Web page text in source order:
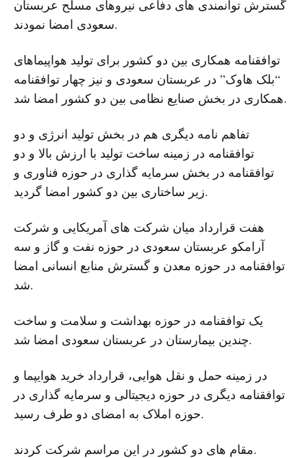
گسترش توانمندی های دفاعی نیروهای مسلح عربستان
سعودی امضا نمودند.
توافقنامه همکاری بین دو کشور برای تولید هواپیماهای
“بلک هاوک” در عربستان سعودی و نیز چهار توافقنامه
همکاری در بخش صنایع نظامی بین دو کشور امضا شد.
تفاهم نامه دیگری هم در بخش تولید انرژی و دو
توافقنامه در زمینه ساخت تولید با ارزش بالا و دو
توافقنامه در بخش سرمایه گذاری در حوزه فناوری و
زیر ساختاری بین دو کشور امضا گردید.
هفت قرارداد میان شرکت های آمریکایی و شرکت
آرامکو عربستان سعودی در حوزه نفت و گاز و سه
توافقنامه در حوزه معدن و گسترش منابع انسانی امضا
شد.
یک توافقنامه در حوزه بهداشت و سلامت و ساخت
چندین بیمارستان در عربستان سعودی امضا شد.
در زمینه حمل و نقل هوایی، قرارداد خرید هوایپما و
توافقنامه دیگری در حوزه دیجیتالی و سرمایه گذاری در
حوزه املاک به امضای دو طرف رسید.
مقام های دو کشور در این مراسم شرکت کردند.